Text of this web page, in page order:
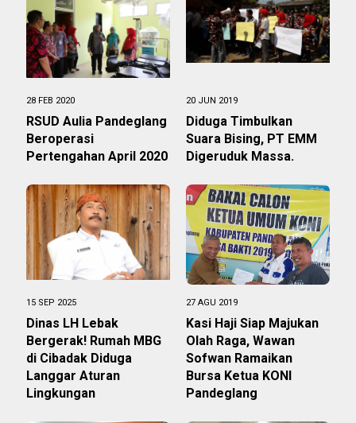
28 FEB 2020
RSUD Aulia Pandeglang
Beroperasi
Pertengahan April 2020
20 JUN 2019
Diduga Timbulkan
Suara Bising, PT EMM
Digeruduk Massa.
15 SEP 2025
Dinas LH Lebak
Bergerak! Rumah MBG
di Cibadak Diduga
Langgar Aturan
Lingkungan
27 AGU 2019
Kasi Haji Siap Majukan
Olah Raga, Wawan
Sofwan Ramaikan
Bursa Ketua KONI
Pandeglang